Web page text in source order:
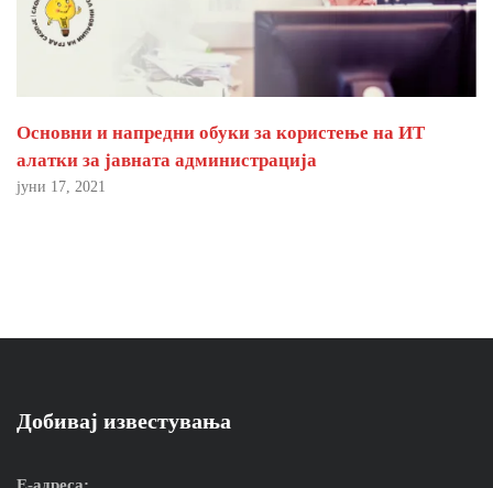
Основни и напредни обуки за користење на ИТ
алатки за јавната администрација
јуни 17, 2021
Добивај известувања
Е-адреса: